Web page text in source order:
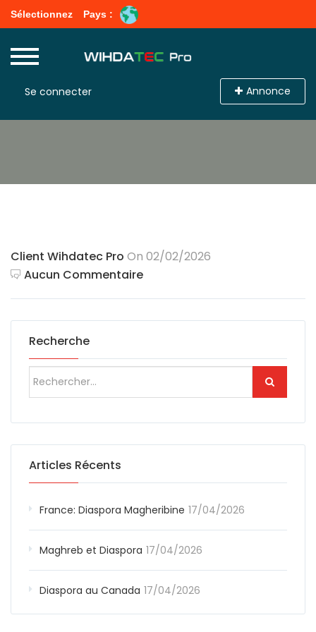
Sélectionnez Pays :
Se connecter Annonce
Client Wihdatec Pro On 02/02/2026
Aucun Commentaire
Recherche
Articles Récents
France: Diaspora Magheribine 17/04/2026
Maghreb et Diaspora 17/04/2026
Diaspora au Canada 17/04/2026